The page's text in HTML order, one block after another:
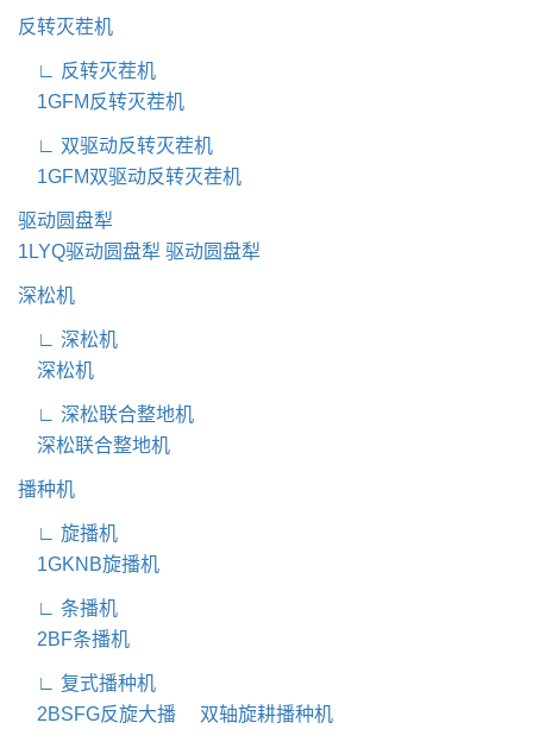
反转灭茬机
∟ 反转灭茬机
1GFM反转灭茬机
∟ 双驱动反转灭茬机
1GFM双驱动反转灭茬机
驱动圆盘犁
1LYQ驱动圆盘犁 驱动圆盘犁
深松机
∟ 深松机
深松机
∟ 深松联合整地机
深松联合整地机
播种机
∟ 旋播机
1GKNB旋播机
∟ 条播机
2BF条播机
∟ 复式播种机
2BSFG反旋大播
双轴旋耕播种机